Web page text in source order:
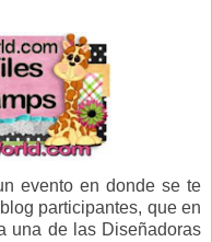
evento en donde se te
participantes, que en
una de las Diseñadoras